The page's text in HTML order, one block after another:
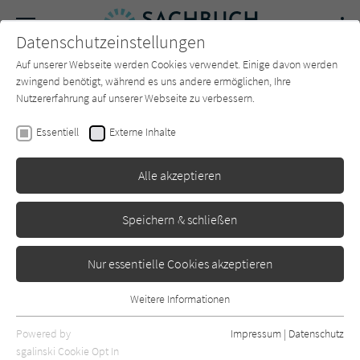
SUCHE Forum Charts Newsletter
Henry Gee
des Lebens
Hoffmann und Campe
Datenschutzeinstellungen
Auf unserer Webseite werden Cookies verwendet. Einige davon werden
zwingend benötigt, während es uns andere ermöglichen, Ihre
Nutzererfahrung auf unserer Webseite zu verbessern.
Essentiell Externe Inhalte
Alle akzeptieren
Speichern & schließen
Nur essentielle Cookies akzeptieren
Essentielle Cookies werden für grundlegende Funktionen der
Webseite benötigt. Dadurch ist gewährleistet, dass die Webseite
Weitere Informationen
Powered by
sgalinski Cookie Opt In
Impressum | Datenschutz